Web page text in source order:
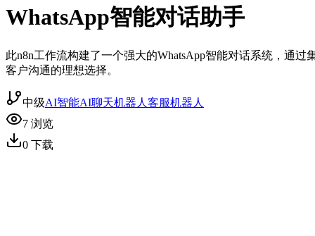
WhatsApp智能对话助手
此n8n工作流构建了一个强大的WhatsApp智能对话系统，通
客户沟通的理想选择。
中级AI智能AI聊天机器人 客服机器人
7 浏览
0 下载